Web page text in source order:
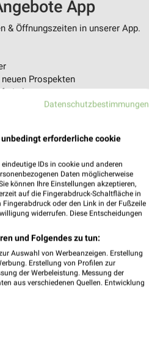
App
& Öffnungszeiten in unserer App.
Prospekten
planen
Datenschutzbestimmungen
erforderliche cookie
IDs in cookie und anderen
Daten möglicherweise
können Ihre Einstellungen akzeptieren,
auf die Fingerabdruck-Schaltfläche in
oder den Link in der Fußzeile
widerrufen. Diese Entscheidungen
und Folgendes zu tun:
Auswahl von Werbeanzeigen. Erstellung
Erstellung von Profilen zur
der Werbeleistung. Messung der
aus verschiedenen Quellen. Entwicklung